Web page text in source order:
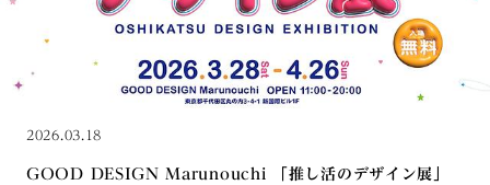
2026.03.18
GOOD DESIGN Marunouchi 「推し活のデザイン展」